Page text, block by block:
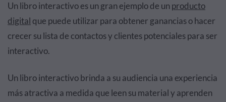
Un libro interactivo es un gran ejemplo de unproducto
digital que puede utilizar para obtener ganancias o hacer
crecer su lista de contactos y clientes potenciales para ser
interactivo.
Un libro interactivo brinda a su audiencia una experiencia
más atractiva a medida que leen su material y aprenden